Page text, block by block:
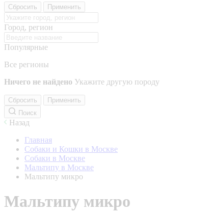
Сбросить Применить
Город, регион
Популярные
Все регионы
Ничего не найдено Укажите другую породу
Сбросить
Применить
Поиск
Назад
Главная
Собаки и Кошки в Москве
Собаки в Москве
Мальтипу в Москве
Мальтипу микро
Мальтипу микро